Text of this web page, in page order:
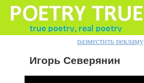
разместить рекламу
Игорь Северянин